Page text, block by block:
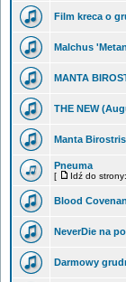
Film kreca o
Malchus
MANTA
THE NEW
Manta
Pneuma
[ Idź do strony:
Blood
NeverDie na
Darmowy